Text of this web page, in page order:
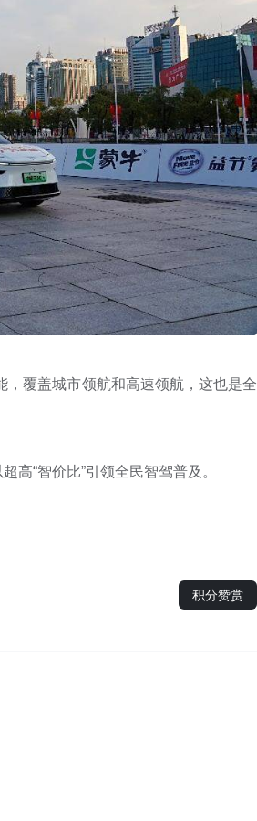
，覆盖城市领航和高速领航，这也是全
高“智价比”引领全民智驾普及。
积分赞赏